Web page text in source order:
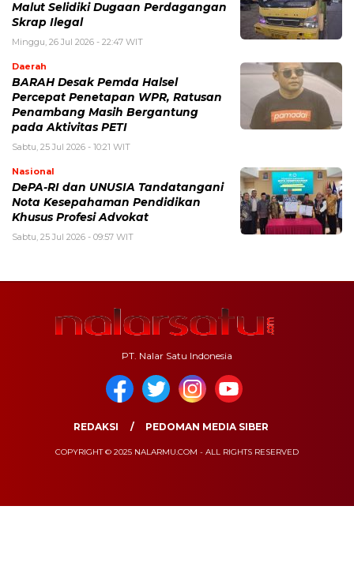
Malut Selidiki Dugaan Perdagangan
Skrap Ilegal
Minggu, 26 Jul 2026 - 22:47 WIT
Daerah
BARAH Desak Pemda Halsel
Percepat Penetapan WPR, Ratusan
Penambang Masih Bergantung
pada Aktivitas PETI
Sabtu, 25 Jul 2026 - 10:21 WIT
Nasional
DePA-RI dan UNUSIA Tandatangani
Nota Kesepahaman Pendidikan
Khusus Profesi Advokat
Sabtu, 25 Jul 2026 - 09:57 WIT
PT. Nalar Satu Indonesia
REDAKSI PEDOMAN MEDIA SIBER
COPYRIGHT © 2025 NALARMU.COM - ALL RIGHTS RESERVED